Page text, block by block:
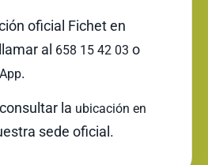
oficial Fichet en
al 658 15 42 03 o
.
la ubicación en
sede oficial.